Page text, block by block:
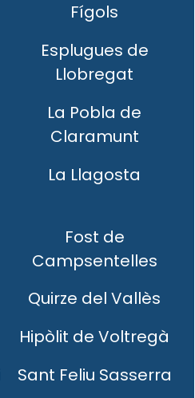
Fígols
Esplugues de
Llobregat
La Pobla de
Claramunt
La Llagosta
Fost de
Campsentelles
Quirze del Vallès
Hipòlit de Voltregà
Sant Feliu Sasserra